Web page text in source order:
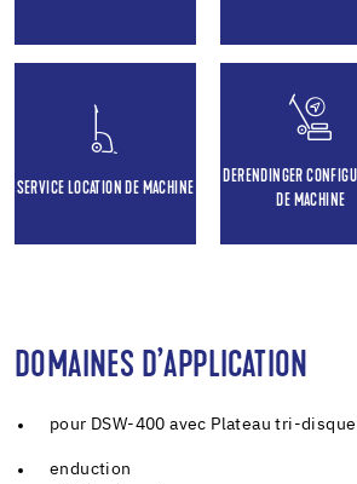
SERVICE LOCATION DE MACHINE
DERENDINGER
DE MACHINE
DOMAINES D’APPLICATION
pour DSW-400 avec Plateau tri-disque
enduction